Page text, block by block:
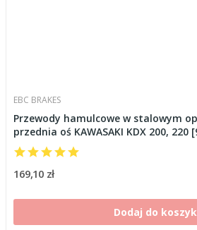
EBC BRAKES
Przewody hamulcowe w stalowym
przednia oś KAWASAKI KDX 200, 220
169,10 zł
Dodaj do